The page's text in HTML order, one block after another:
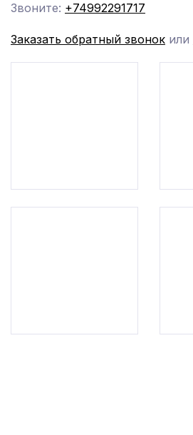
Звоните: +74992291717
Заказать обратный звонок или